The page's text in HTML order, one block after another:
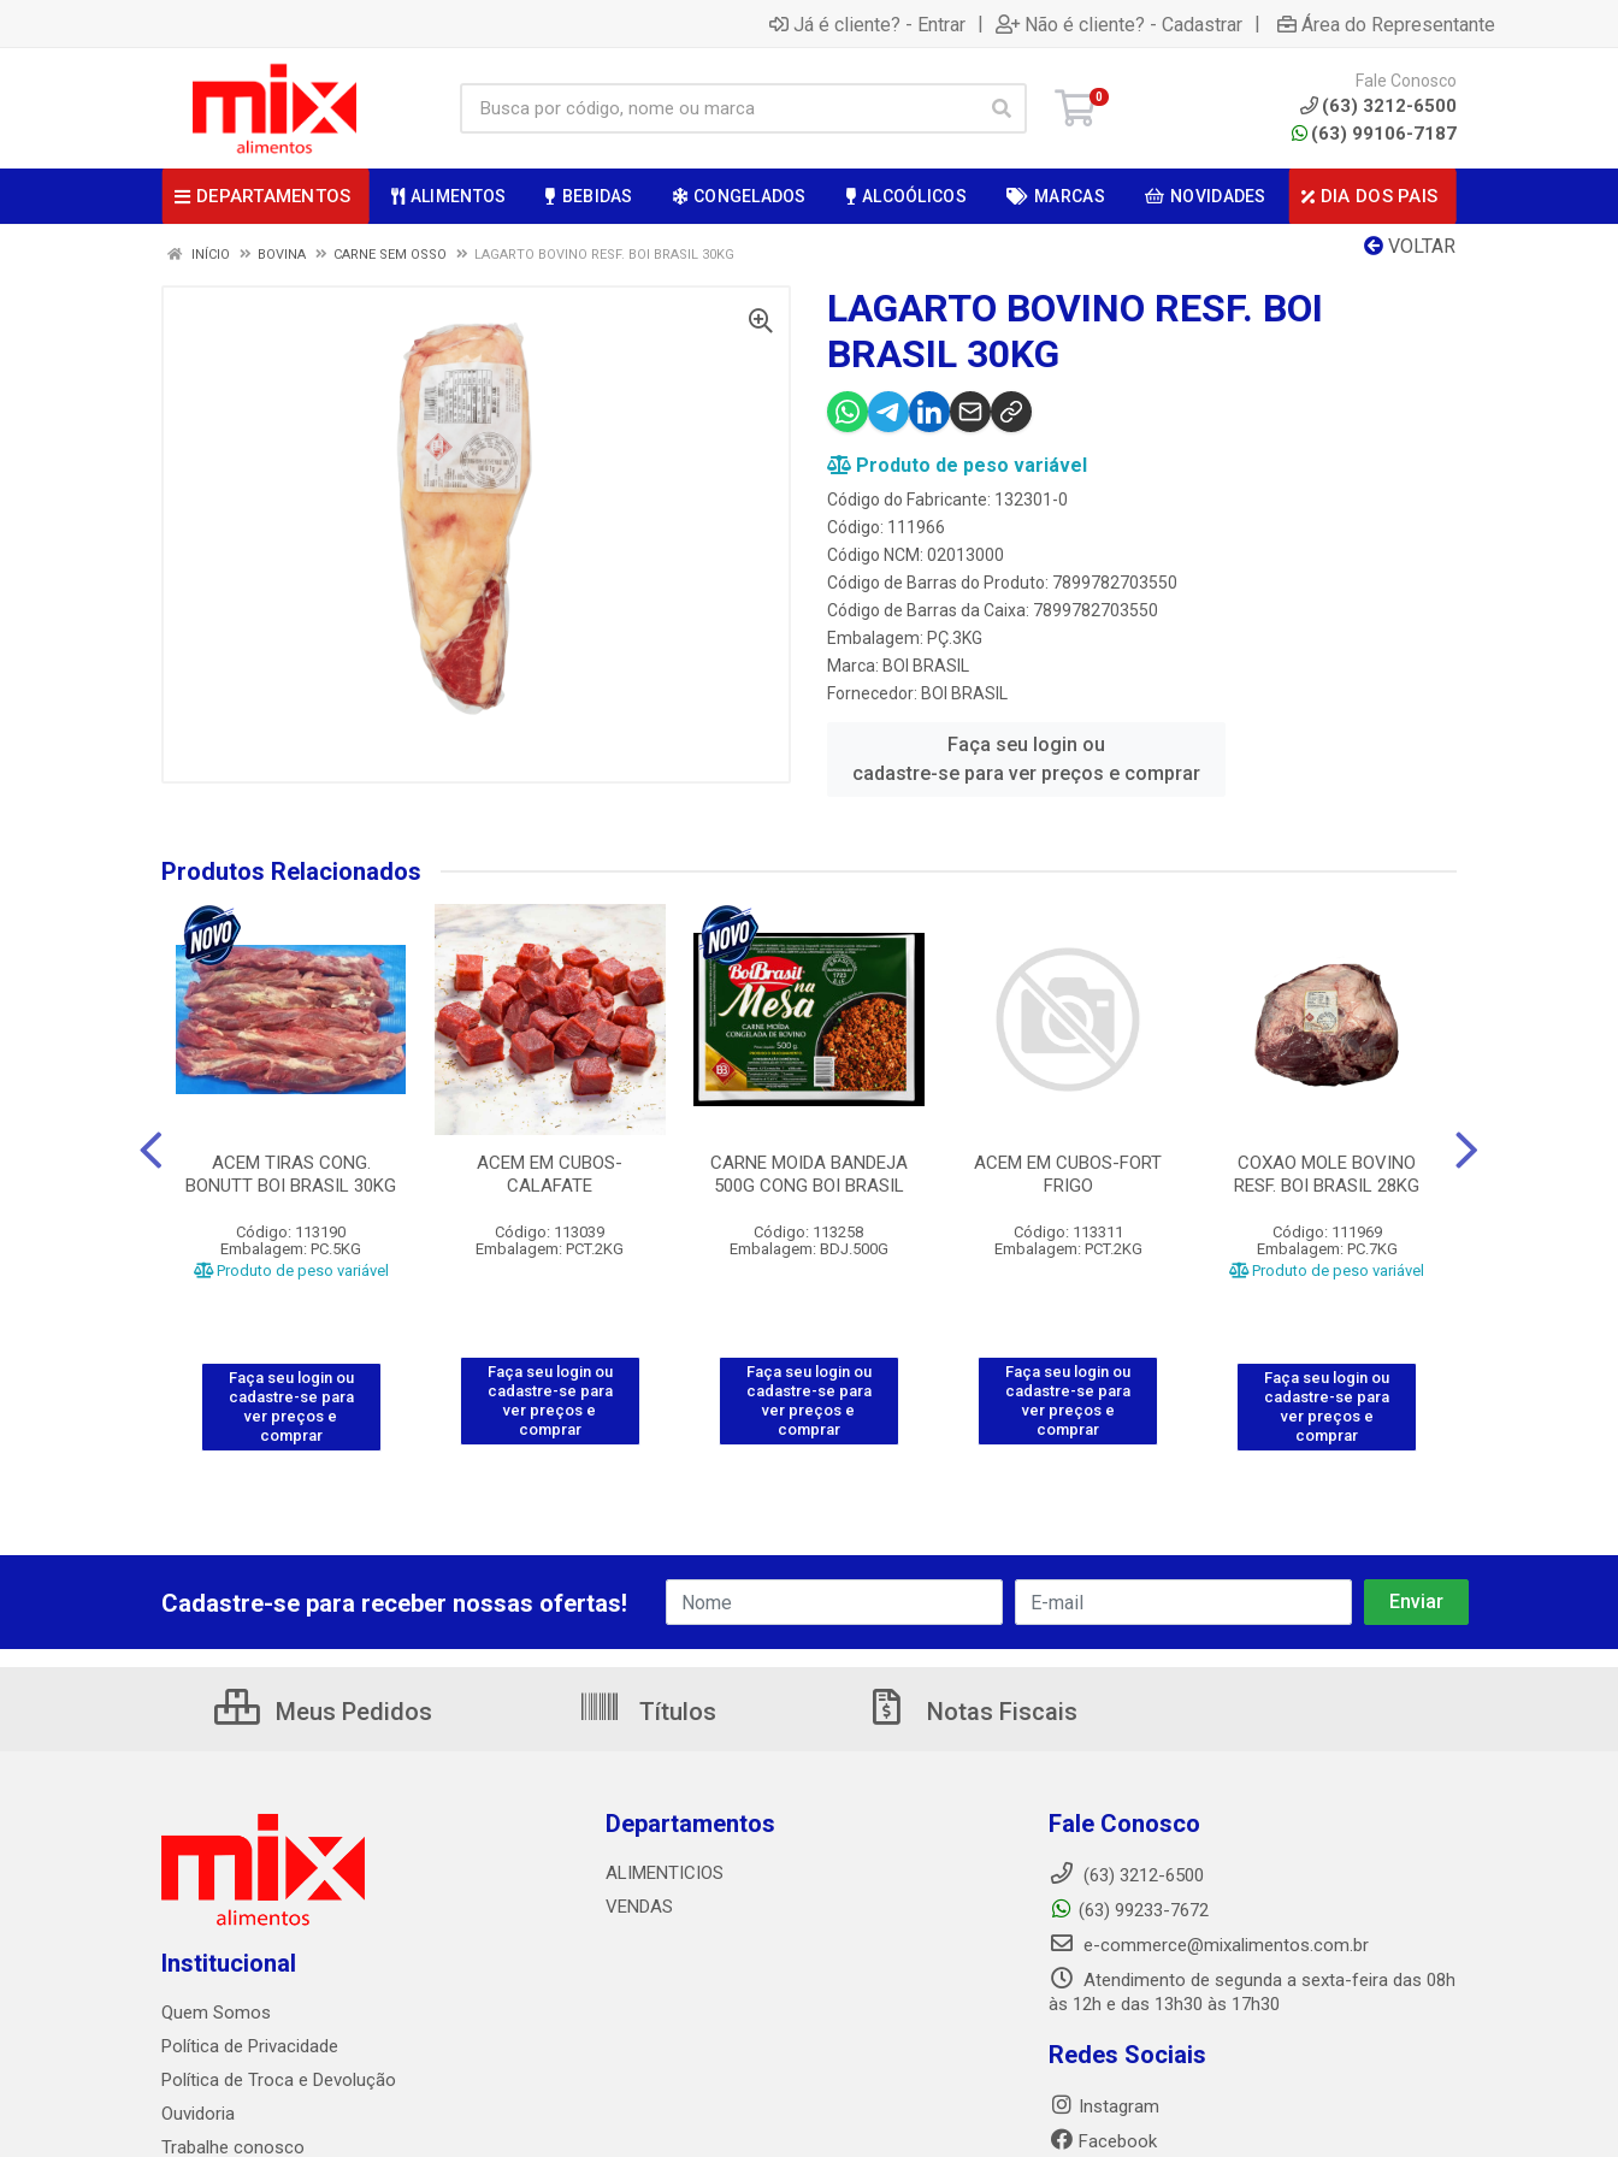
Já é cliente? - Entrar | Não é cliente? - Cadastrar | Área do Representante
0
Fale Conosco
(63) 3212-6500
(63) 99106-7187
DEPARTAMENTOS ALIMENTOS BEBIDAS CONGELADOS ALCOÓLICOS MARCAS NOVIDADES DIA DOS PAIS
VOLTAR
INÍCIO BOVINA CARNE SEM OSSO LAGARTO BOVINO RESF. BOI BRASIL 30KG
LAGARTO BOVINO RESF. BOI
BRASIL 30KG
Produto de peso variável
Código do Fabricante: 132301-0
Código: 111966
Código NCM: 02013000
Código de Barras do Produto: 7899782703550
Código de Barras da Caixa: 7899782703550
Embalagem: PÇ.3KG
Marca: BOI BRASIL
Fornecedor: BOI BRASIL
Faça seu login ou
cadastre-se para ver preços e comprar
Produtos Relacionados
ACEM TIRAS CONG.
BONUTT BOI BRASIL 30KG
Código: 113190
Embalagem: PC.5KG
Produto de peso variável
Faça seu login ou
cadastre-se para
ver preços e
comprar
ACEM EM CUBOS-
CALAFATE
Código: 113039
Embalagem: PCT.2KG
Faça seu login ou
cadastre-se para
ver preços e
comprar
CARNE MOIDA BANDEJA
500G CONG BOI BRASIL
Código: 113258
Embalagem: BDJ.500G
Faça seu login ou
cadastre-se para
ver preços e
comprar
ACEM EM CUBOS-FORT
FRIGO
Código: 113311
Embalagem: PCT.2KG
Faça seu login ou
cadastre-se para
ver preços e
comprar
COXAO MOLE BOVINO
RESF. BOI BRASIL 28KG
Código: 111969
Embalagem: PC.7KG
Produto de peso variável
Faça seu login ou
cadastre-se para
ver preços e
comprar
Cadastre-se para receber nossas ofertas!
Meus Pedidos Títulos Notas Fiscais
Institucional
Quem Somos
Política de Privacidade
Política de Troca e Devolução
Ouvidoria
Trabalhe conosco
Departamentos
ALIMENTICIOS
VENDAS
Fale Conosco
(63) 3212-6500
(63) 99233-7672
e-commerce@mixalimentos.com.br
Atendimento de segunda a sexta-feira das 08h
às 12h e das 13h30 às 17h30
Redes Sociais
Instagram
Facebook